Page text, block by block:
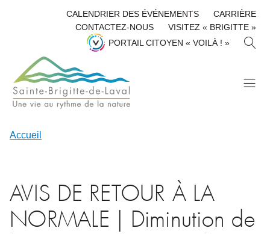
CALENDRIER DES ÉVÉNEMENTS
CARRIÈRE
CONTACTEZ-NOUS
VISITEZ « BRIGITTE »
PORTAIL CITOYEN « VOILÀ ! »
H
Accueil
AVIS DE RETOUR À LA
NORMALE | Diminution de